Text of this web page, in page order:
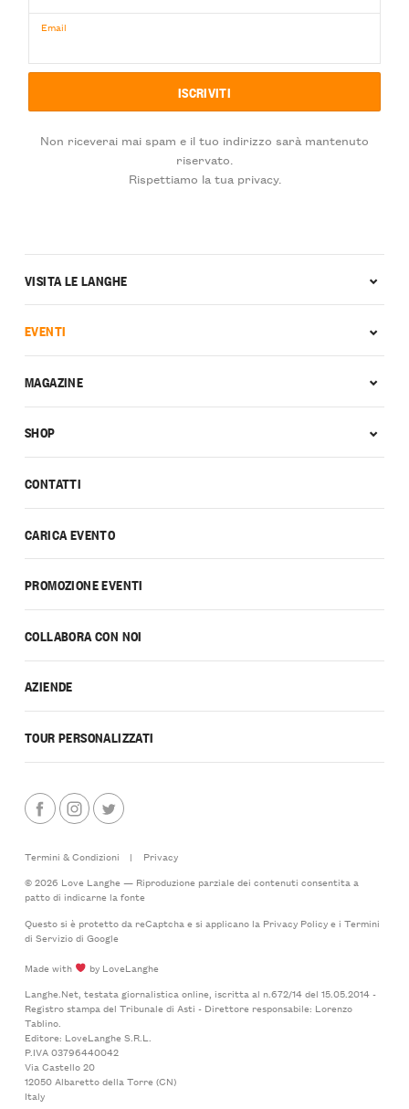
Email
Non riceverai mai spam e il tuo indirizzo sarà mantenuto
riservato.
Rispettiamo la tua privacy.
CONTATTI
CARICA EVENTO
PROMOZIONE EVENTI
COLLABORA CON NOI
AZIENDE
TOUR PERSONALIZZATI
VISITA LE LANGHE
EVENTI
MAGAZINE
SHOP
Termini & Condizioni |
Privacy
© 2026 Love Langhe — Riproduzione parziale dei contenuti consentita a
patto di indicarne la fonte
Questo si è protetto da reCaptcha e si applicano la Privacy Policye i Termini
di Serviziodi Google
Made with
by LoveLanghe
Langhe.Net, testata giornalistica online, iscritta al n.672/14 del 15.05.2014 -
Registro stampa del Tribunale di Asti - Direttore responsabile: Lorenzo
Tablino.
Editore: LoveLanghe S.R.L.
P.IVA 03796440042
Via Castello 20
12050 Albaretto della Torre (CN)
Italy